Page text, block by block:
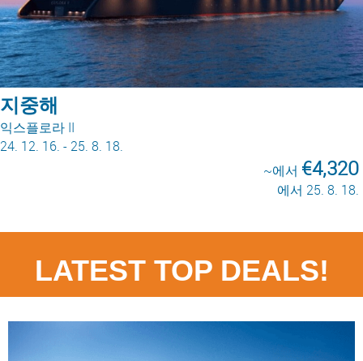
지중해
익스플로라 II
24. 12. 16. - 25. 8. 18.
~에서 €4,320
에서 25. 8. 18.
LATEST TOP DEALS!